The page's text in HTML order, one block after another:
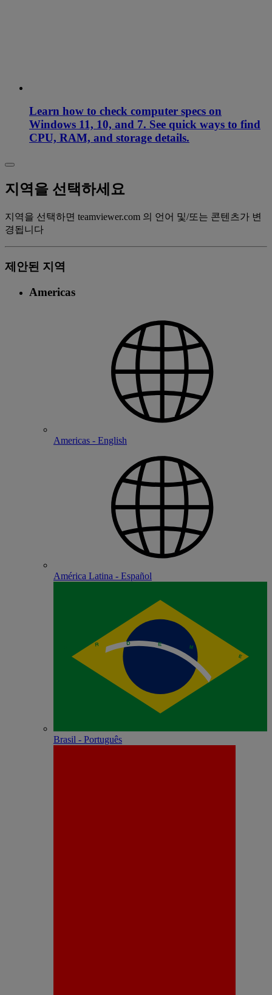
Learn how to check computer specs on
Windows 11, 10, and 7. See quick ways to find
CPU, RAM, and storage details.
지역을 선택하세요
지역을 선택하면 teamviewer.com 의 언어 및/또는 콘텐츠가 변
경됩니다
제안된 지역
Americas
Americas - English
América Latina - Español
Brasil - Português